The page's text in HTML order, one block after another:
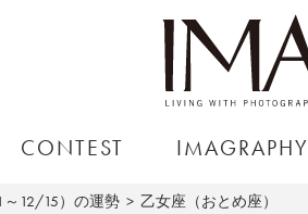
CONTEST IMAGRAPHY
12/15）の運勢 乙女座（おとめ座）